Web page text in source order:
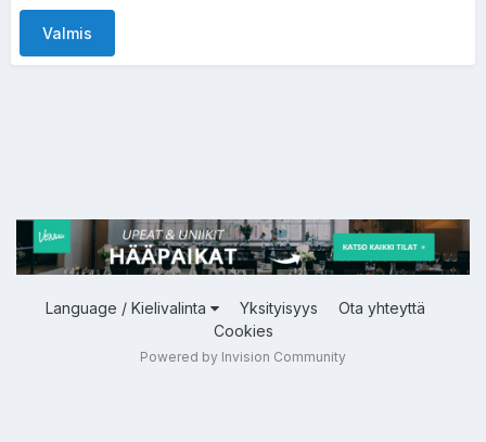
Valmis
Language / Kielivalinta Yksityisyys
Ota yhteyttä
Cookies
Powered by Invision Community